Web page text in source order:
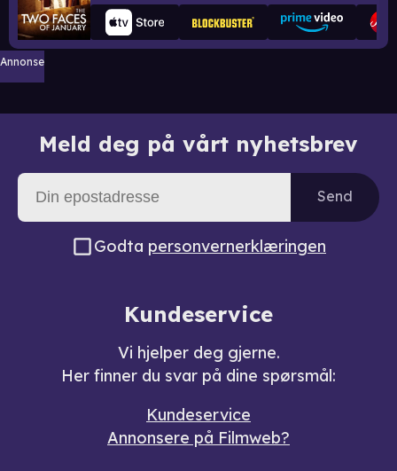
Annonse
Meld deg på vårt nyhetsbrev
Send
Godta personvernerklæringen
Kundeservice
Vi hjelper deg gjerne.
Her finner du svar på dine spørsmål:
Kundeservice
Annonsere på Filmweb?